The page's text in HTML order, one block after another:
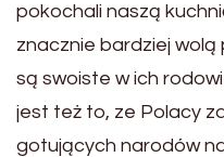
pokochali naszą
znacznie bardziej
są swoiste w ich
jest też to, ze Polacy
gotujących narodów